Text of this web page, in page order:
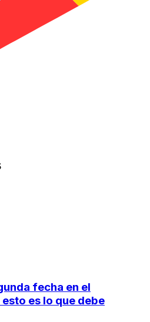
fecha en el
es lo que debe